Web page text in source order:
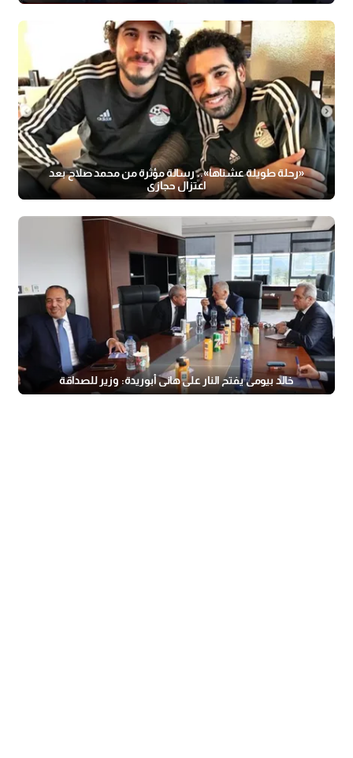
«رحلة طويلة عشناها».. رسالة مؤثرة من محمد صلاح بعد
اعتزال حجازي
خالد بيومي يفتح النار على هاني أبوريدة: وزير للصداقة